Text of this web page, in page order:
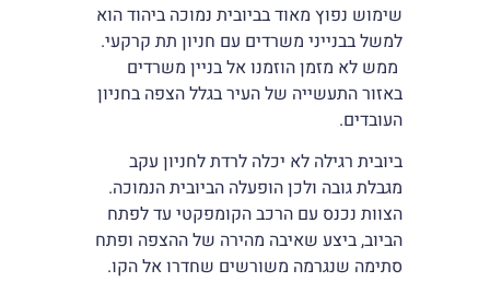
שימוש נפוץ מאוד בביובית נמוכה ביהוד הוא
למשל בבנייני משרדים עם חניון תת קרקעי.
ממש לא מזמן הוזמנו אל בניין משרדים
באזור התעשייה של העיר בגלל הצפה בחניון
העובדים.
ביובית רגילה לא יכלה לרדת לחניון עקב
מגבלת גובה ולכן הופעלה הביובית הנמוכה.
הצוות נכנס עם הרכב הקומפקטי עד לפתח
הביוב, ביצע שאיבה מהירה של ההצפה ופתח
סתימה שנגרמה משורשים שחדרו אל הקו.